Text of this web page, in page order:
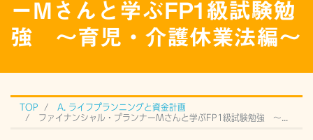
ーMさんと学ぶFP1級試験勉
強 〜育児・介護休業法編〜
TOP
A. ライフプランニングと資金計画